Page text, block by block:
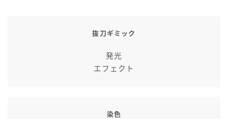
抜刀ギミック
発光
エフェクト
染色